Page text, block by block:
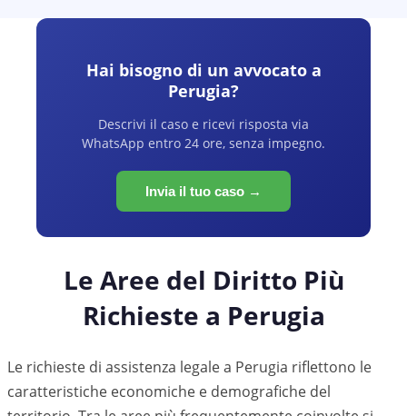
Hai bisogno di un avvocato a
Perugia?
Descrivi il caso e ricevi risposta via
WhatsApp entro 24 ore, senza impegno.
Invia il tuo caso →
Le Aree del Diritto Più
Richieste a Perugia
Le richieste di assistenza legale a Perugia riflettono le
caratteristiche economiche e demografiche del